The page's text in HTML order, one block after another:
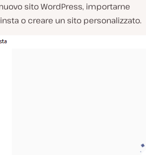
sito WordPress, importarne
o creare un sito personalizzato.